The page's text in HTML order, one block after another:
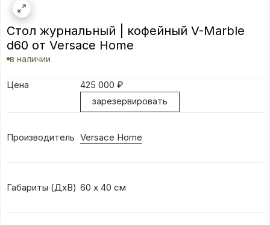
Стол журнальный | кофейный V-Marble
d60 от Versace Home
в наличии
Цена 425 000 ₽
зарезервировать
Производитель Versace Home
Габариты (ДхВ) 60 х 40 см